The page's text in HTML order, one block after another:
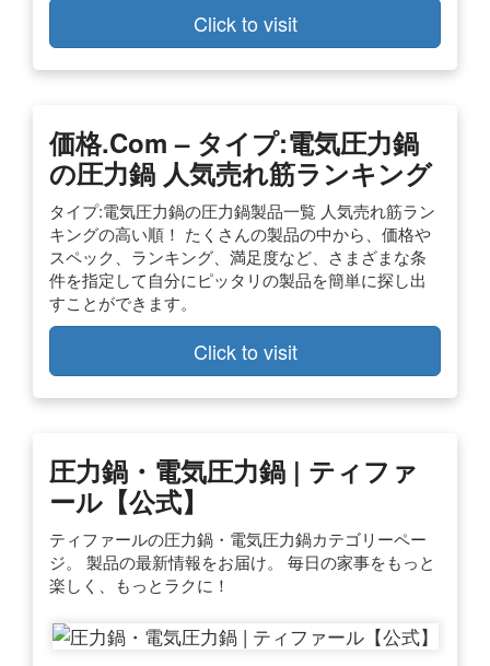
Click to visit
価格.com – タイプ:電気圧力鍋
の圧力鍋 人気売れ筋ランキング
タイプ:電気圧力鍋の圧力鍋製品一覧 人気売れ筋ラン
キングの高い順！ たくさんの製品の中から、価格や
スペック、ランキング、満足度など、さまざまな条
件を指定して自分にピッタリの製品を簡単に探し出
すことができます。
Click to visit
圧力鍋・電気圧力鍋 | ティファ
ール【公式】
ティファールの圧力鍋・電気圧力鍋カテゴリーペー
ジ。 製品の最新情報をお届け。 毎日の家事をもっと
楽しく、もっとラクに！